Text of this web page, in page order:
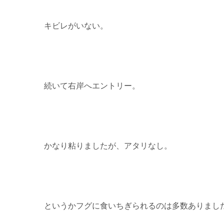
キビレがいない。
続いて右岸へエントリー。
かなり粘りましたが、アタリなし。
というかフグに食いちぎられるのは多数ありまし